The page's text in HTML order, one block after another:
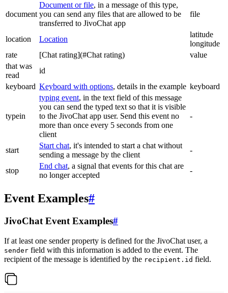
document
Document or file, in a message of this type,
you can send any files that are allowed to be
transferred to JivoChat app
file
location Location
latitude
longitude
rate
[Chat rating](#Chat rating)
value
that was
read
id
keyboard Keyboard with options, details in the example keyboard
typein
typing event, in the text field of this message
you can send the typed text so that it is visible
to the JivoChat app user. Send this event no
more than once every 5 seconds from one
client
-
start
Start chat, it's intended to start a chat without
sending a message by the client
-
stop
End chat, a signal that events for this chat are
no longer accepted
-
Event Examples#
JivoChat Event Examples#
If at least one sender property is defined for the JivoChat user, a
sender field with this information is added to the event. The
recipient of the message is identified by the recipient.id field.